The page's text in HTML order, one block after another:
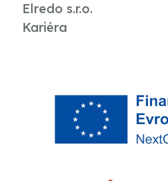
Elredo s.r.o.
Kariéra